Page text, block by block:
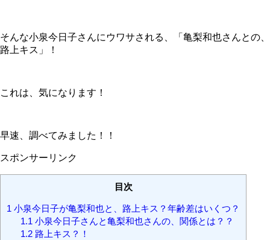
そんな小泉今日子さんにウワサされる、「亀梨和也さんとの、
路上キス」！
これは、気になります！
早速、調べてみました！！
スポンサーリンク
目次
1 小泉今日子が亀梨和也と、路上キス？年齢差はいくつ？
1.1 小泉今日子さんと亀梨和也さんの、関係とは？？
1.2路上キス？！